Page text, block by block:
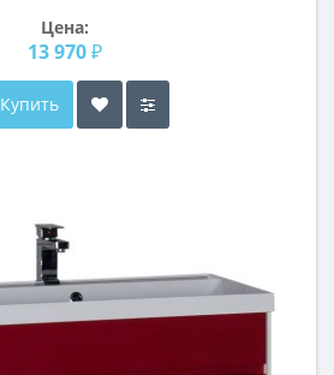
Цена:
13 970 ₽
Купить